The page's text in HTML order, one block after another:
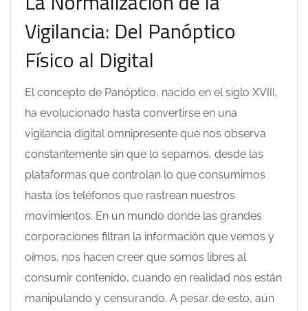
Vigilancia: Del Panóptico
Físico al Digital
El concepto de Panóptico, nacido en el siglo XVIII,
ha evolucionado hasta convertirse en una
vigilancia digital omnipresente que nos observa
constantemente sin que lo sepamos, desde las
plataformas que controlan lo que consumimos
hasta los teléfonos que rastrean nuestros
movimientos. En un mundo donde las grandes
corporaciones filtran la información que vemos y
oímos, nos hacen creer que somos libres al
consumir contenido, cuando en realidad nos están
manipulando y censurando. A pesar de esto, aún